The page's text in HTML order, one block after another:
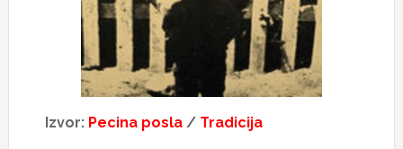
Izvor: Pecina posla / Tradicija